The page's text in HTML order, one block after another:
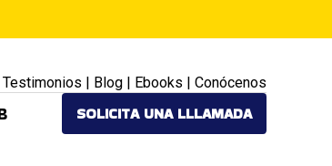
Testimonios | Blog | Ebooks | Conócenos
SOLICITA UNA LLLAMADA